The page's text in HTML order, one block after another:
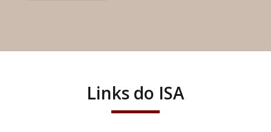
Links do ISA